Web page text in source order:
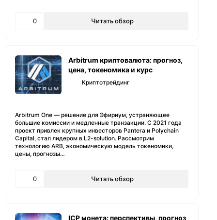
0 Читать обзор
Arbitrum криптовалюта: прогноз,
цена, токеномика и курс
Криптотрейдинг
Arbitrum One — решение для Эфириум, устраняющее
большие комиссии и медленные транзакции. С 2021 года
проект привлек крупных инвесторов Pantera и Polychain
Capital, стал лидером в L2-solution. Рассмотрим
технологию ARB, экономическую модель токеномики,
цены, прогнозы…
0 Читать обзор
ICP монета: перспективы, прогноз